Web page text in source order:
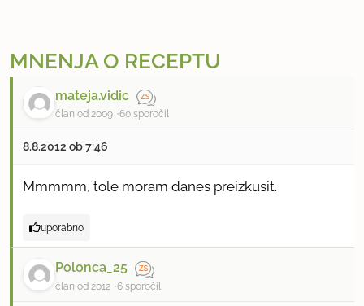
MNENJA O RECEPTU
mateja.vidic
član od 2009 60 sporočil
8.8.2012 ob 7:46
Mmmmm, tole moram danes preizkusit.
uporabno
Polonca_25
član od 2012 6 sporočil